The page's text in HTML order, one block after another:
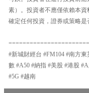
素）。投資者不應僅依賴本資
確定任何投資，證券或策略是
#新城財經台 #FM104 #南方
數 #A50 #納指 #美股 #港股
#5G #越南